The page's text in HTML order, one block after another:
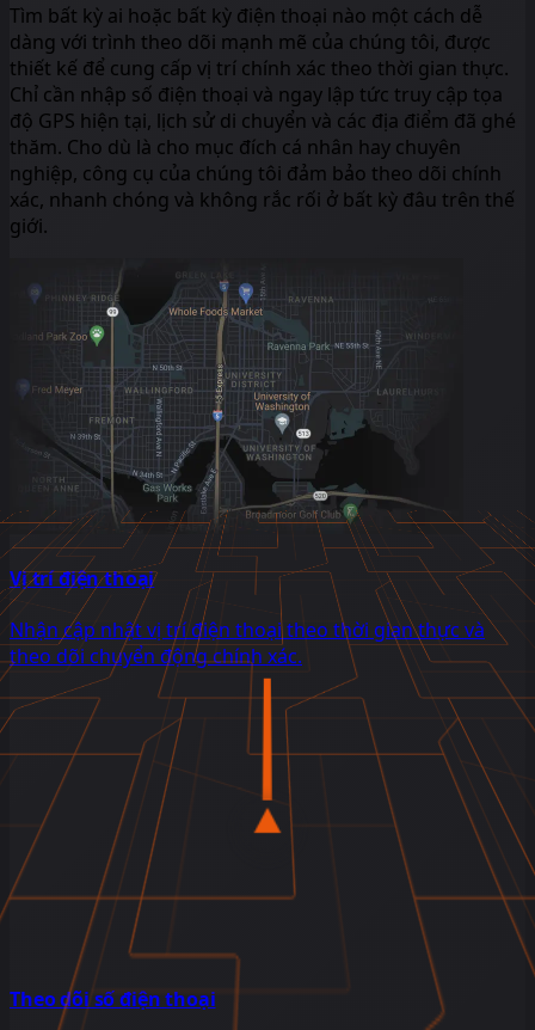
Tìm bất kỳ ai hoặc bất kỳ điện thoại nào một cách dễ
dàng với trình theo dõi mạnh mẽ của chúng tôi, được
thiết kế để cung cấp vị trí chính xác theo thời gian thực.
Chỉ cần nhập số điện thoại và ngay lập tức truy cập tọa
độ GPS hiện tại, lịch sử di chuyển và các địa điểm đã ghé
thăm. Cho dù là cho mục đích cá nhân hay chuyên
nghiệp, công cụ của chúng tôi đảm bảo theo dõi chính
xác, nhanh chóng và không rắc rối ở bất kỳ đâu trên thế
giới.
Vị trí điện thoại
Nhận cập nhật vị trí điện thoại theo thời gian thực và
theo dõi chuyển động chính xác.
Theo dõi số điện thoại